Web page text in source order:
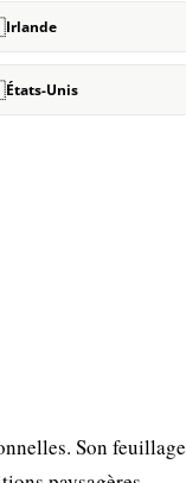
Irlande
États-Unis
Son feuillage